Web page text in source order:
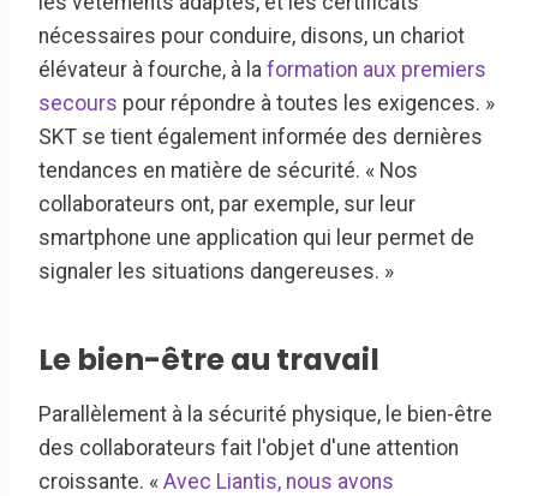
nécessaires pour conduire, disons, un chariot
élévateur à fourche, à la formation aux premiers
secours pour répondre à toutes les exigences. »
SKT se tient également informée des dernières
tendances en matière de sécurité. « Nos
collaborateurs ont, par exemple, sur leur
smartphone une application qui leur permet de
signaler les situations dangereuses. »
Le bien-être au travail
Parallèlement à la sécurité physique, le bien-être
des collaborateurs fait l'objet d'une attention
croissante. « Avec Liantis, nous avons